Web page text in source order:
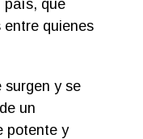
país, que
quienes
surgen y se
un
potente y